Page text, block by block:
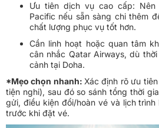
Ưu tiên dịch vụ cao cấp: Nên
Pacific nếu sẵn sàng chi thêm
chất lượng phục vụ tốt hơn.
Cần linh hoạt hoặc quan tâm
cân nhắc Qatar Airways, dù
cảnh tại Doha.
*Mẹo chọn nhanh: Xác định rõ ưu
tiện nghi), sau đó so sánh tổng thời
gửi, điều kiện đổi/hoàn vé và lịch
trước khi đặt vé.